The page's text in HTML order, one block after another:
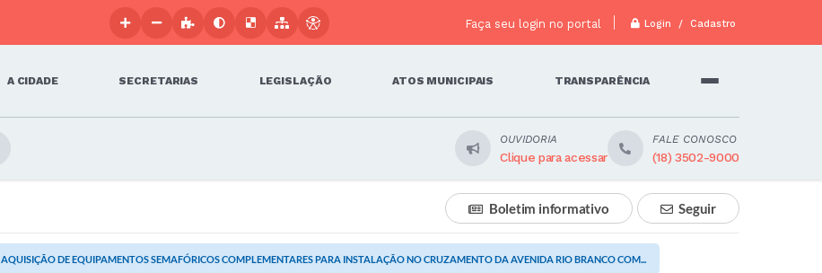
Faça seu login no portal Login / Cadastro
A CIDADE SECRETARIAS LEGISLAÇÃO ATOS MUNICIPAIS TRANSPARÊNCIA
OUVIDORIA
Clique para acessar
FALE CONOSCO
(18) 3502-9000
Seguir
Boletim informativo
AQUISIÇÃO DE EQUIPAMENTOS SEMAFÓRICOS COMPLEMENTARES PARA INSTALAÇÃO NO CRUZAMENTO DA AVENIDA RIO BRANCO COM...